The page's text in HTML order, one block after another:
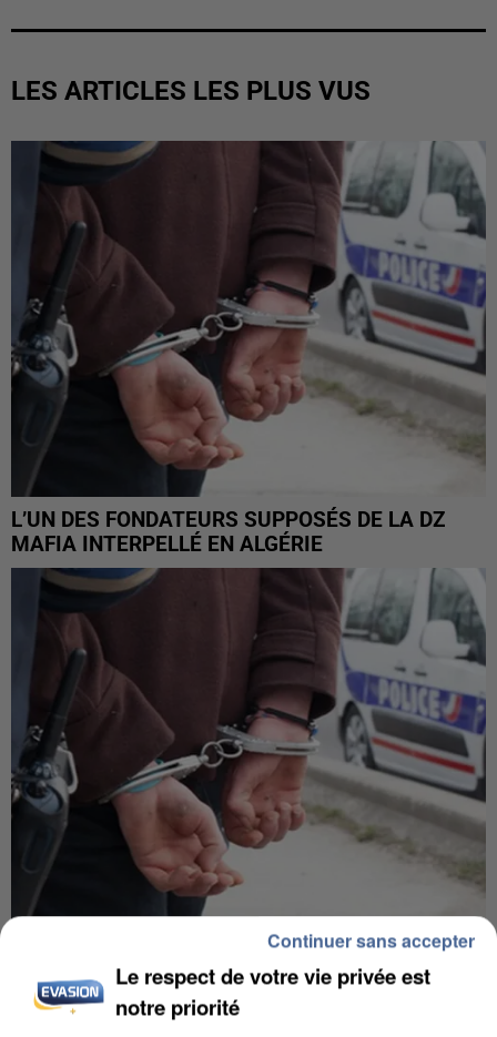
LES ARTICLES LES PLUS VUS
L’UN DES FONDATEURS SUPPOSÉS DE LA DZ
MAFIA INTERPELLÉ EN ALGÉRIE
UN SECOND CADRE DE LA DZ MAFIA
INTERPELLÉ EN ALGÉRIE
Le respect de votre vie privée est
notre priorité
Continuer sans accepter